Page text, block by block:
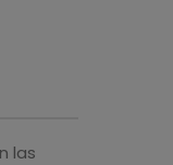
las